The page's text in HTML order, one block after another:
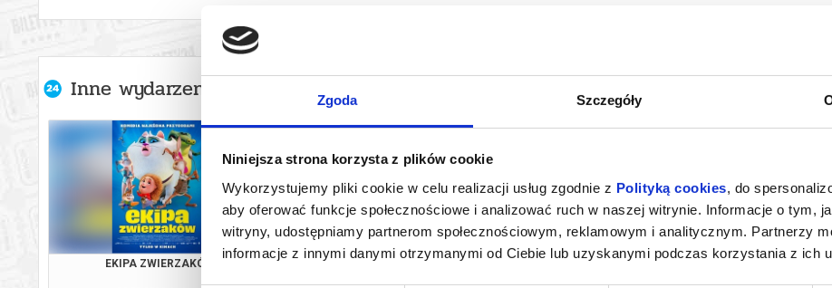
Zgoda Szczegóły
Niniejsza strona korzysta z plików cookie
Wykorzystujemy pliki cookie w celu realizacji usług zgodnie z Polityką cookies, do
aby oferować funkcje społecznościowe i analizować ruch w naszej witrynie. Informacje o tym,
witryny, udostępniamy partnerom społecznościowym, reklamowym i analitycznym. Partnerzy
informacje z innymi danymi otrzymanymi od Ciebie lub uzyskanymi podczas korzystania z ich
Inne wydarzenia organizatora
EKIPA ZWIERZAKÓW VAIANA 2D DUBBING
SPIDER-MAN. CAŁKIEM NOWY DZIEŃ
PSI